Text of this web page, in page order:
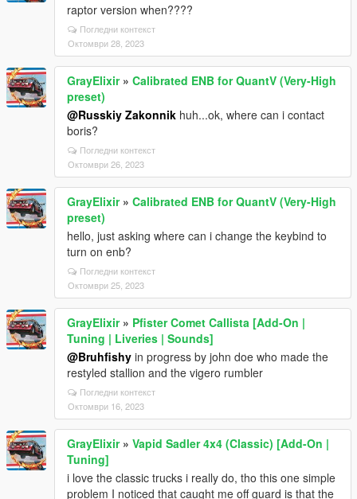
raptor version when????
Погледни контекст
Октомври 28, 2023
GrayElixir» Calibrated ENB for QuantV (Very-High
preset)
@Russkiy Zakonnik huh...ok, where can i contact
boris?
Погледни контекст
Октомври 26, 2023
GrayElixir» Calibrated ENB for QuantV (Very-High
preset)
hello, just asking where can i change the keybind to
turn on enb?
Погледни контекст
Октомври 25, 2023
GrayElixir» Pfister Comet Callista [Add-On |
Tuning | Liveries | Sounds]
@Bruhfishy in progress by john doe who made the
restyled stallion and the vigero rumbler
Погледни контекст
Октомври 16, 2023
GrayElixir» Vapid Sadler 4x4 (Classic) [Add-On |
Tuning]
i love the classic trucks i really do, tho this one simple
problem I noticed that caught me off guard is that the